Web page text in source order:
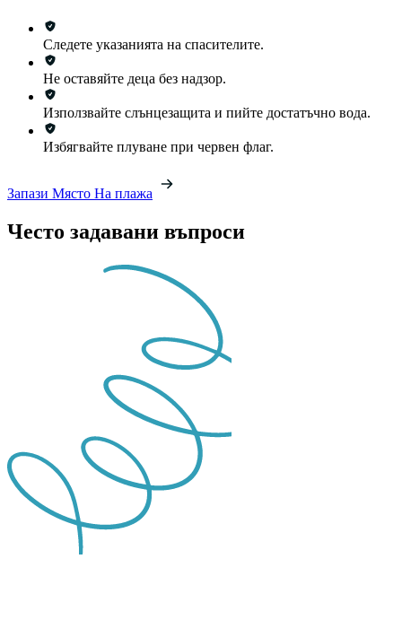
Следете указанията на спасителите.
Не оставяйте деца без надзор.
Използвайте слънцезащита и пийте достатъчно вода.
Избягвайте плуване при червен флаг.
Запази Място На плажа
Често задавани въпроси